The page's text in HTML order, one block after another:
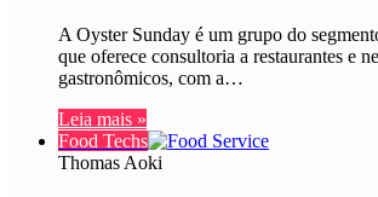
A Oyster Sunday é um grupo do
que oferece consultoria a restaurantes e
gastronômicos, com a…
Leia mais »
Food Techs
Thomas Aoki